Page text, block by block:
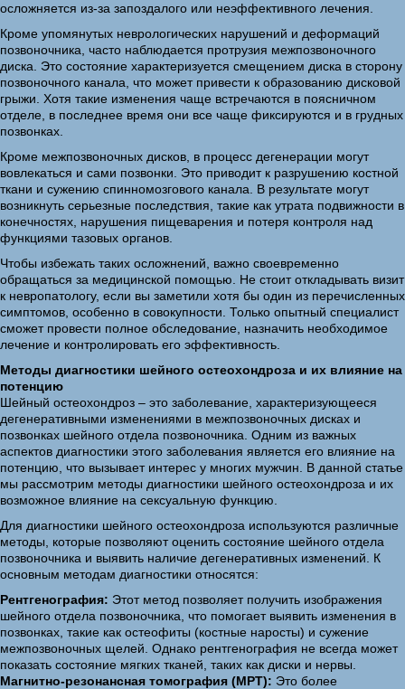
осложняется из-за запоздалого или неэффективного лечения.
Кроме упомянутых неврологических нарушений и деформаций
позвоночника, часто наблюдается протрузия межпозвоночного
диска. Это состояние характеризуется смещением диска в сторону
позвоночного канала, что может привести к образованию дисковой
грыжи. Хотя такие изменения чаще встречаются в поясничном
отделе, в последнее время они все чаще фиксируются и в грудных
позвонках.
Кроме межпозвоночных дисков, в процесс дегенерации могут
вовлекаться и сами позвонки. Это приводит к разрушению костной
ткани и сужению спинномозгового канала. В результате могут
возникнуть серьезные последствия, такие как утрата подвижности в
конечностях, нарушения пищеварения и потеря контроля над
функциями тазовых органов.
Чтобы избежать таких осложнений, важно своевременно
обращаться за медицинской помощью. Не стоит откладывать визит
к невропатологу, если вы заметили хотя бы один из перечисленных
симптомов, особенно в совокупности. Только опытный специалист
сможет провести полное обследование, назначить необходимое
лечение и контролировать его эффективность.
Методы диагностики шейного остеохондроза и их влияние на
потенцию
Шейный остеохондроз – это заболевание, характеризующееся
дегенеративными изменениями в межпозвоночных дисках и
позвонках шейного отдела позвоночника. Одним из важных
аспектов диагностики этого заболевания является его влияние на
потенцию, что вызывает интерес у многих мужчин. В данной статье
мы рассмотрим методы диагностики шейного остеохондроза и их
возможное влияние на сексуальную функцию.
Для диагностики шейного остеохондроза используются различные
методы, которые позволяют оценить состояние шейного отдела
позвоночника и выявить наличие дегенеративных изменений. К
основным методам диагностики относятся:
Рентгенография: Этот метод позволяет получить изображения
шейного отдела позвоночника, что помогает выявить изменения в
позвонках, такие как остеофиты (костные наросты) и сужение
межпозвоночных щелей. Однако рентгенография не всегда может
показать состояние мягких тканей, таких как диски и нервы.
Магнитно-резонансная томография (МРТ): Это более